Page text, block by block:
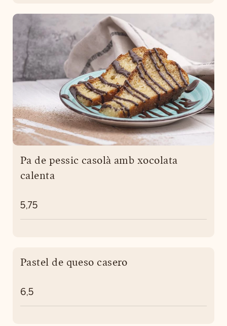
Pa de pessic casolà amb xocolata
calenta
5,75
Pastel de queso casero
6,5